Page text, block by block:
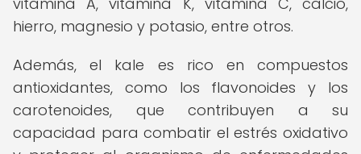
hierro, magnesio y potasio, entre otros.
Además, el kale es rico en compuestos
antioxidantes, como los flavonoides y los
carotenoides, que contribuyen a su
capacidad para combatir el estrés oxidativo